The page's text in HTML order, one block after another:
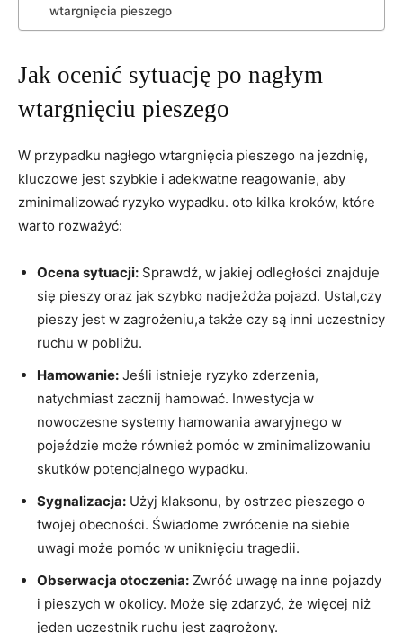
wtargnięcia pieszego
Jak ocenić sytuację po nagłym
wtargnięciu pieszego
W przypadku nagłego wtargnięcia pieszego na jezdnię,
kluczowe jest szybkie i adekwatne reagowanie, aby
zminimalizować ryzyko wypadku. oto kilka kroków, które
warto rozważyć:
Ocena sytuacji: Sprawdź, w jakiej odległości znajduje
się pieszy oraz jak szybko nadjeżdża pojazd. Ustal,czy
pieszy jest w zagrożeniu,a także czy są inni uczestnicy
ruchu w pobliżu.
Hamowanie: Jeśli istnieje ryzyko zderzenia,
natychmiast zacznij hamować. Inwestycja w
nowoczesne systemy hamowania awaryjnego w
pojeździe może również pomóc w zminimalizowaniu
skutków potencjalnego wypadku.
Sygnalizacja: Użyj klaksonu, by ostrzec pieszego o
twojej obecności. Świadome zwrócenie na siebie
uwagi może pomóc w uniknięciu tragedii.
Obserwacja otoczenia: Zwróć uwagę na inne pojazdy
i pieszych w okolicy. Może się zdarzyć, że więcej niż
jeden uczestnik ruchu jest zagrożony.